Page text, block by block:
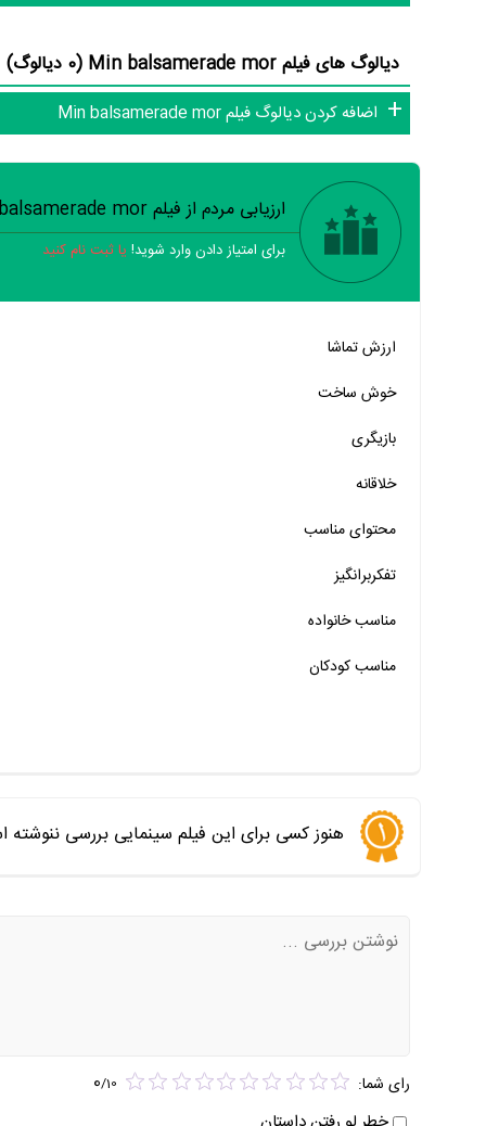
دیالوگ های فیلم Min balsamerade mor (0 دیالوگ)
اضافه کردن دیالوگ فیلم Min balsamerade mor
خیر
خیر
خیر
خیر
خیر تقریبا
خیر
خیر
ارزیابی مردم از فیلم Min balsamerade mor
برای امتیاز دادن وارد شوید! یا ثبت نام کنید
ارزش تماشا
خوش ساخت
بازیگری
خلاقانه
محتوای مناسب
تفکربرانگیز
مناسب خانواده‌
مناسب کودکان
هنوز کسی برای این فیلم سینمایی بررسی
رای شما: 0/10